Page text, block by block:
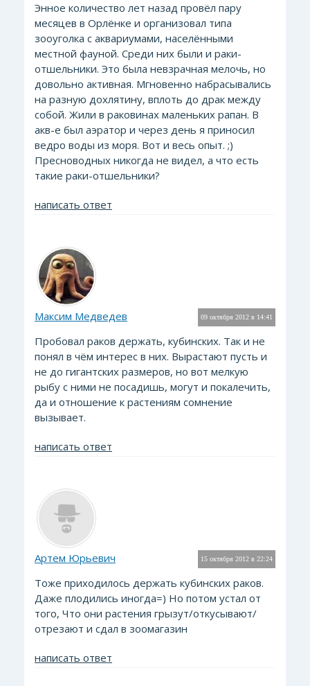
Энное количество лет назад провёл пару
месяцев в Орлёнке и организовал типа
зооуголка с аквариумами, населёнными
местной фауной. Среди них были и раки-
отшельники. Это была невзрачная мелочь, но
довольно активная. Мгновенно набрасывались
на разную дохлятину, вплоть до драк между
собой. Жили в раковинах маленьких рапан. В
акв-е был аэратор и через день я приносил
ведро воды из моря. Вот и весь опыт. ;)
Пресноводных никогда не видел, а что есть
такие раки-отшельники?
написать ответ
09 октября 2012 в 14:41
Максим Медведев
Пробовал раков держать, кубинских. Так и не
понял в чём интерес в них. Вырастают пусть и
не до гигантских размеров, но вот мелкую
рыбу с ними не посадишь, могут и покалечить,
да и отношение к растениям сомнение
вызывает.
написать ответ
15 октября 2012 в 22:24
Артем Юрьевич
Тоже приходилось держать кубинских раков.
Даже плодились иногда=) Но потом устал от
того, Что они растения грызут/откусывают/
отрезают и сдал в зоомагазин
написать ответ